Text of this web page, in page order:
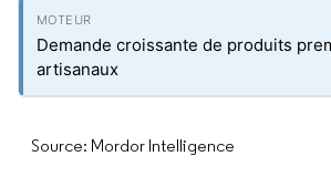
Demande croissante de produits
artisanaux
Source: Mordor Intelligence